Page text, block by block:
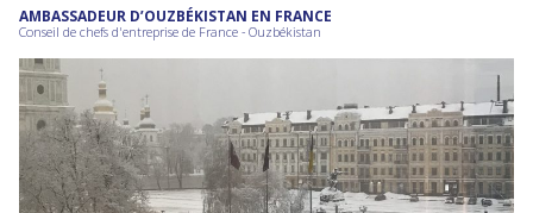
AMBASSADEUR D’OUZBÉKISTAN EN FRANCE
Conseil de chefs d'entreprise de France - Ouzbékistan